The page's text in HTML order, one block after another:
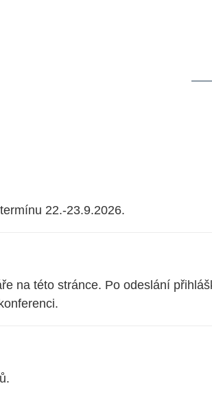
22.-23.9.2026.
na této stránce. Po odeslání